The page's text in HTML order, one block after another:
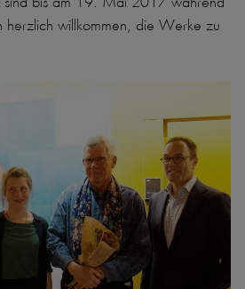
herzlich willkommen, die Werke zu